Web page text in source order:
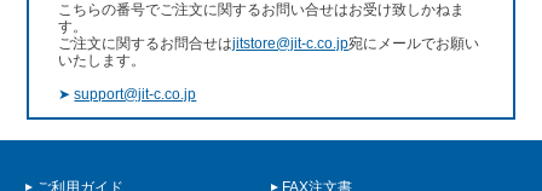
こちらの番号でご注文に関するお問い合せはお受け致しかねま
す。
ご注文に関するお問合せはjitstore@jit-c.co.jp宛にメールでお願い
いたします。
➤support@jit-c.co.jp
ご利用ガイド FAX注文書